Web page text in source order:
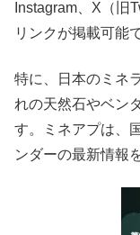
Instagram、X（旧
リンクが掲載可能
特に、日本のミネ
れの天然石やベン
す。ミネアプは、
ンダーの最新情報